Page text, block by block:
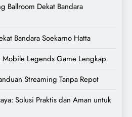
Ballroom Dekat Bandara
Bandara Soekarno Hatta
Mobile Legends Game Lengkap
Streaming Tanpa Repot
Solusi Praktis dan Aman untuk